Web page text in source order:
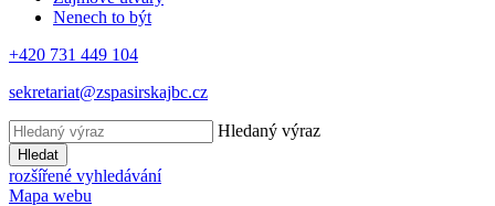
Nenech to být
+420 731 449 104
sekretariat@zspasirskajbc.cz
Hledaný výraz
Hledat
rozšířené vyhledávání
Mapa webu